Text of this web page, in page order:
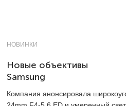
НОВИНКИ
Новые объективы
Samsung
Компания анонсировала